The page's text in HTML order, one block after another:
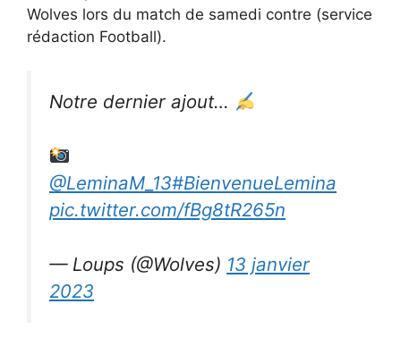
Wolves lors du match de samedi contre (service
rédaction Football).
Notre dernier ajout…
@LeminaM_13#BienvenueLemina
pic.twitter.com/fBg8tR265n
— Loups (@Wolves) 13 janvier
2023